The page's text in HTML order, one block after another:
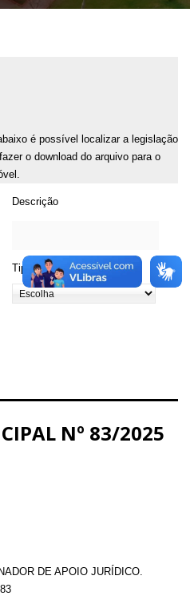
é possível localizar a legislação
o download do arquivo para o
Descrição
Tipo de Legislação
Nº 83/2025
DE APOIO JURÍDICO.